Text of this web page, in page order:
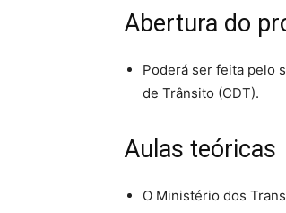
Abertura do
Poderá ser feita pelo
de Trânsito (CDT).
Aulas teóricas
O Ministério dos